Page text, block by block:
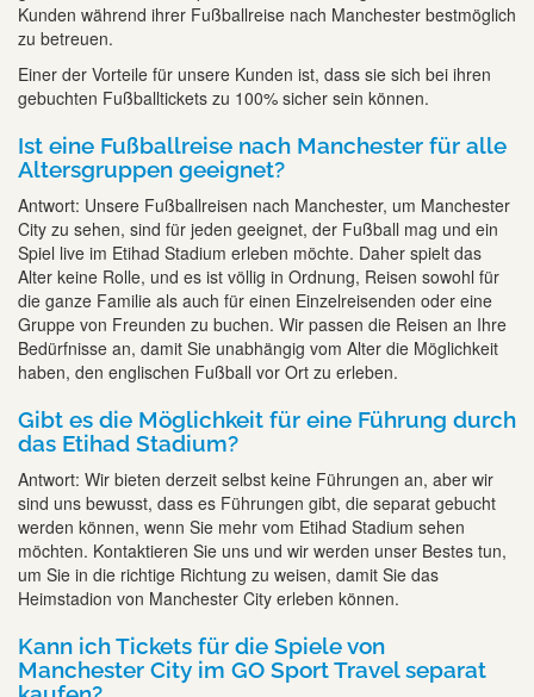
Kunden während ihrer Fußballreise nach Manchester bestmöglich
zu betreuen.
Einer der Vorteile für unsere Kunden ist, dass sie sich bei ihren
gebuchten Fußballtickets zu 100% sicher sein können.
Ist eine Fußballreise nach Manchester für alle
Altersgruppen geeignet?
Antwort: Unsere Fußballreisen nach Manchester, um Manchester
City zu sehen, sind für jeden geeignet, der Fußball mag und ein
Spiel live im Etihad Stadium erleben möchte. Daher spielt das
Alter keine Rolle, und es ist völlig in Ordnung, Reisen sowohl für
die ganze Familie als auch für einen Einzelreisenden oder eine
Gruppe von Freunden zu buchen. Wir passen die Reisen an Ihre
Bedürfnisse an, damit Sie unabhängig vom Alter die Möglichkeit
haben, den englischen Fußball vor Ort zu erleben.
Gibt es die Möglichkeit für eine Führung durch
das Etihad Stadium?
Antwort: Wir bieten derzeit selbst keine Führungen an, aber wir
sind uns bewusst, dass es Führungen gibt, die separat gebucht
werden können, wenn Sie mehr vom Etihad Stadium sehen
möchten. Kontaktieren Sie uns und wir werden unser Bestes tun,
um Sie in die richtige Richtung zu weisen, damit Sie das
Heimstadion von Manchester City erleben können.
Kann ich Tickets für die Spiele von
Manchester City im GO Sport Travel separat